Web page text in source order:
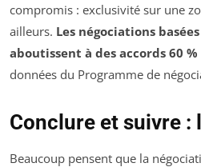
compromis : exclusivité sur une
ailleurs. Les négociations
aboutissent à des accords 60
données du Programme de
Conclure et suivre :
Beaucoup pensent que la